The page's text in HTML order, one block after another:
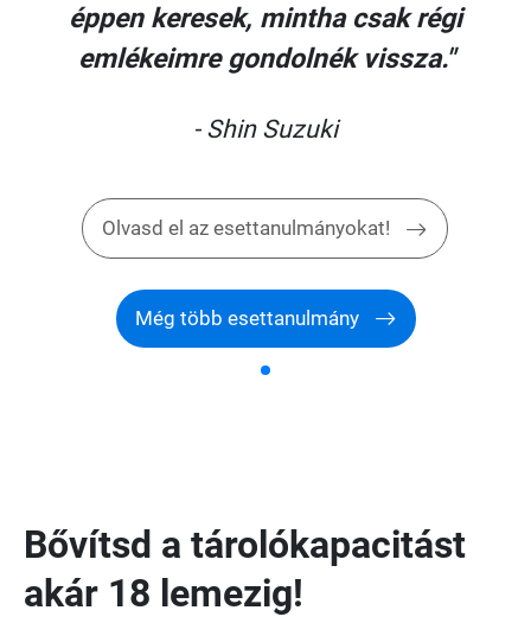
éppen keresek, mintha csak régi
emlékeimre gondolnék vissza."
- Shin Suzuki
Olvasd el az esettanulmányokat!
Még több esettanulmány
Bővítsd a tárolókapacitást
akár 18 lemezig!